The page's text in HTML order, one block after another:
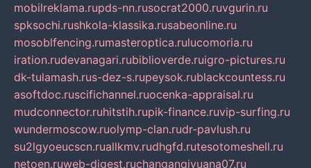
mobilreklama.rupds-nn.rusocrat2000.ruvgurin.ru
spksochi.rushkola-klassika.rusabeonline.ru
mosoblfencing.rumasteroptica.rulucomoria.ru
iration.rudevanagari.rubiblioverde.ruigro-pictures.ru
dk-tulamash.rus-dez-s.rupeysok.rublackcountess.ru
asoftdoc.ruscifichannel.ruocenka-appraisal.ru
mudconnector.ruhitstih.rupik-finance.ruvip-surfing.ru
wundermoscow.ruolymp-clan.rudr-pavlush.ru
su2lgyoeucscn.ruallkmv.rudhgfd.rutesotomeshell.ru
netoen.ruweb-digest.ruchanganqiyuana07.ru